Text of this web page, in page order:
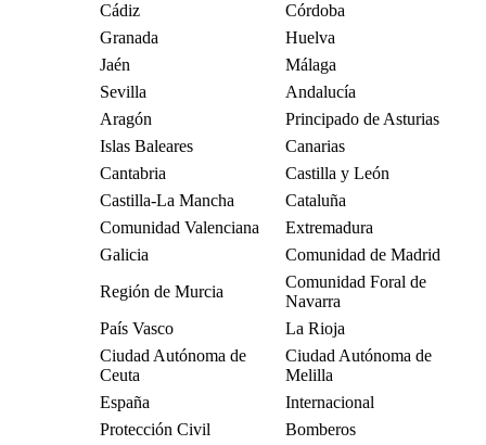
Cádiz
Córdoba
Granada
Huelva
Jaén
Málaga
Sevilla
Andalucía
Aragón
Principado de Asturias
Islas Baleares
Canarias
Cantabria
Castilla y León
Castilla-La Mancha
Cataluña
Comunidad Valenciana
Extremadura
Galicia
Comunidad de Madrid
Región de Murcia
Comunidad Foral de
Navarra
País Vasco
La Rioja
Ciudad Autónoma de
Ceuta
Ciudad Autónoma de
Melilla
España
Internacional
Protección Civil
Bomberos